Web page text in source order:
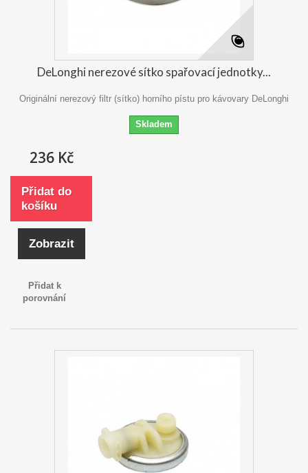
DeLonghi nerezové sítko spařovací jednotky...
Originální nerezový filtr (sítko) horního pístu pro kávovary DeLonghi
Skladem
236 Kč
Přidat do
košíku
Zobrazit
Přidat k
porovnání